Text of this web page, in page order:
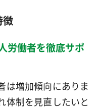
労働者を徹底サポ
は増加傾向にありま
体制を見直したいと